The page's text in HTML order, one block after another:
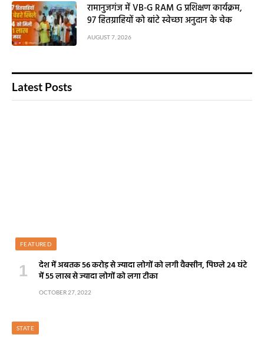
रामानुजगंज में VB-G RAM G प्रशिक्षण कार्यक्रम,
97 हितग्राहियों को बांटे स्वेच्छा अनुदान के चेक
AUGUST 7, 2026
Latest Posts
FEATURED
देश में अबतक 56 करोड़ से ज्यादा लोगों को लगी वैक्सीन, पिछले 24 घंटे
में 55 लाख से ज्यादा लोगों को लगा टीका
OCTOBER 27, 2022
STATE